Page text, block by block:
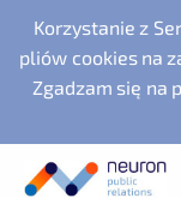
Korzystanie z
pliów cookies na
Zgadzam się na
Biuro prasowe